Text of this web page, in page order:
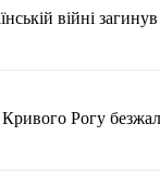
війні
Рогу